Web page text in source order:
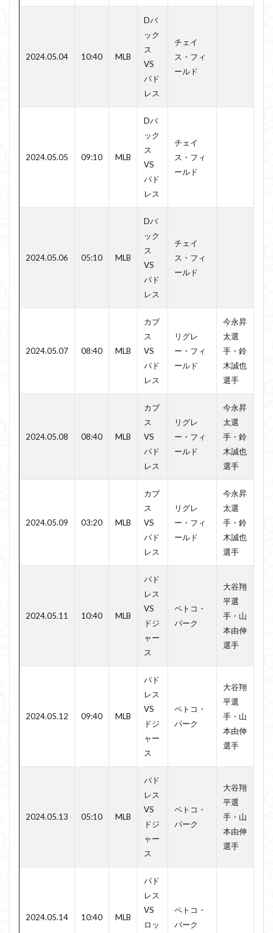
2024.05.04 10:40 MLB
Dバ
ック
ス
VS
パド
レス
チェイ
ス・フィ
ールド
2024.05.05 09:10 MLB
Dバ
ック
ス
VS
パド
レス
チェイ
ス・フィ
ールド
2024.05.06 05:10 MLB
Dバ
ック
ス
VS
パド
レス
チェイ
ス・フィ
ールド
2024.05.07 08:40 MLB
カブ
ス
VS
パド
レス
リグレ
ー・フィ
ールド
今永昇
太選
手・鈴
木誠也
選手
2024.05.08 08:40 MLB
カブ
ス
VS
パド
レス
リグレ
ー・フィ
ールド
今永昇
太選
手・鈴
木誠也
選手
2024.05.09 03:20 MLB
カブ
ス
VS
パド
レス
リグレ
ー・フィ
ールド
今永昇
太選
手・鈴
木誠也
選手
2024.05.11 10:40 MLB
パド
レス
VS
ドジ
ャー
ス
ペトコ・
パーク
大谷翔
平選
手・山
本由伸
選手
2024.05.12 09:40 MLB
パド
レス
VS
ドジ
ャー
ス
ペトコ・
パーク
大谷翔
平選
手・山
本由伸
選手
2024.05.13 05:10 MLB
パド
レス
VS
ドジ
ャー
ス
ペトコ・
パーク
大谷翔
平選
手・山
本由伸
選手
2024.05.14 10:40 MLB
パド
レス
VS
ロッ
ペトコ・
パーク